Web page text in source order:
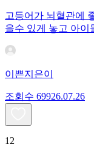
고등어가 뇌혈관에
을수 있게 놓고 아
이쁜지은이
조회수 69926.07.26
12